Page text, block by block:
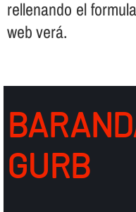
rellenando el
web verá.
GURB